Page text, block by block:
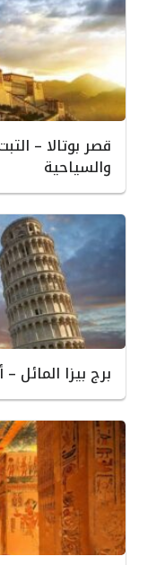
قصر بوتالا –
والسياحية
برج بيزا المائل